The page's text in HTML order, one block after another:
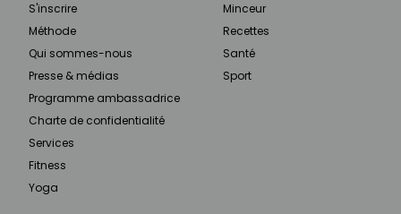
S'inscrire
Méthode
Qui sommes-nous
Presse & médias
Programme ambassadrice
Charte de confidentialité
Services
Fitness
Yoga
Minceur
Recettes
Santé
Sport